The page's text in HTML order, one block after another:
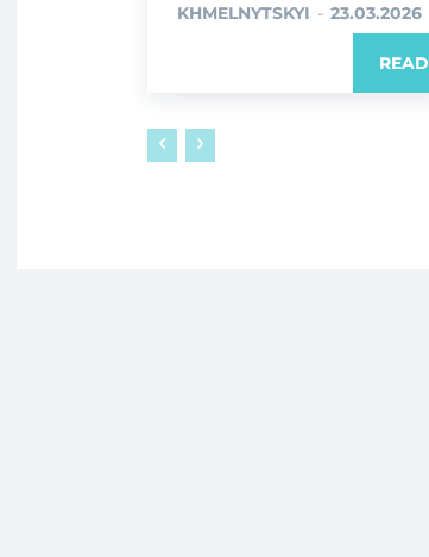
KHMELNYTSKYI - 23.03.2026
READ